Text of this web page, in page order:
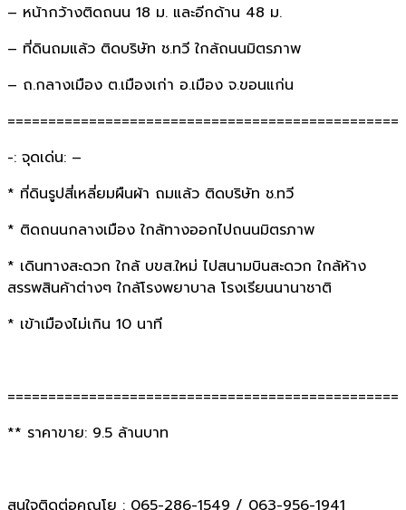
– หน้ากว้างติดถนน 18 ม. และอีกด้าน 48 ม.
– ที่ดินถมแล้ว ติดบริษัท ช.ทวี ใกล้ถนนมิตรภาพ
– ถ.กลางเมือง ต.เมืองเก่า อ.เมือง จ.ขอนแก่น
================================================
-: จุดเด่น: –
* ที่ดินรูปสี่เหลี่ยมผืนผ้า ถมแล้ว ติดบริษัท ช.ทวี
* ติดถนนกลางเมือง ใกล้ทางออกไปถนนมิตรภาพ
* เดินทางสะดวก ใกล้ บขส.ใหม่ ไปสนามบินสะดวก ใกล้ห้าง
สรรพสินค้าต่างๆ ใกล้โรงพยาบาล โรงเรียนนานาชาติ
* เข้าเมืองไม่เกิน 10 นาที
================================================
** ราคาขาย: 9.5 ล้านบาท
สนใจติดต่อคุณโย : 065-286-1549 / 063-956-1941